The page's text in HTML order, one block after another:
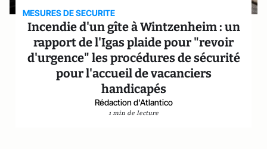
MESURES DE SECURITE
Incendie d'un gîte à Wintzenheim : un
rapport de l'Igas plaide pour "revoir
d'urgence" les procédures de sécurité
pour l'accueil de vacanciers
handicapés
Rédaction d'Atlantico
1 min de lecture